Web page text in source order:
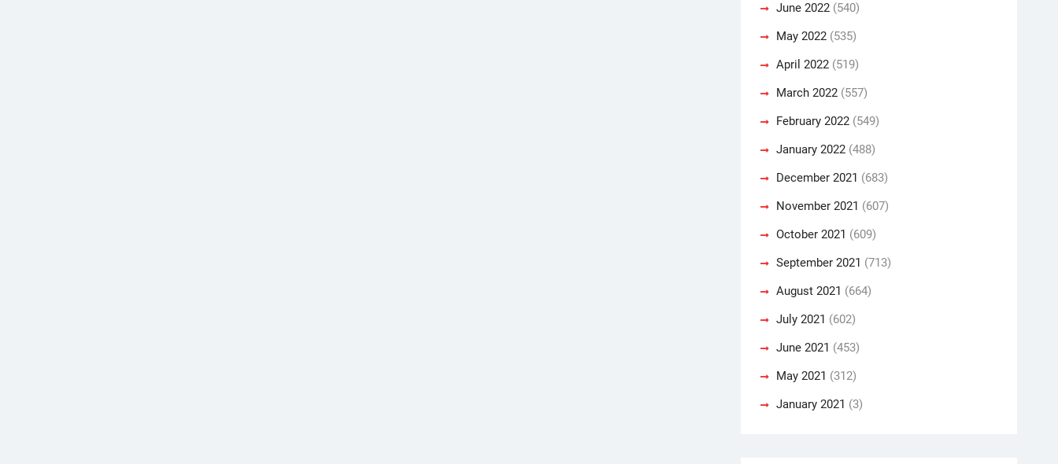
June 2022 (540)
May 2022 (535)
April 2022 (519)
March 2022 (557)
February 2022 (549)
January 2022 (488)
December 2021 (683)
November 2021 (607)
October 2021 (609)
September 2021 (713)
August 2021 (664)
July 2021 (602)
June 2021 (453)
May 2021 (312)
January 2021 (3)